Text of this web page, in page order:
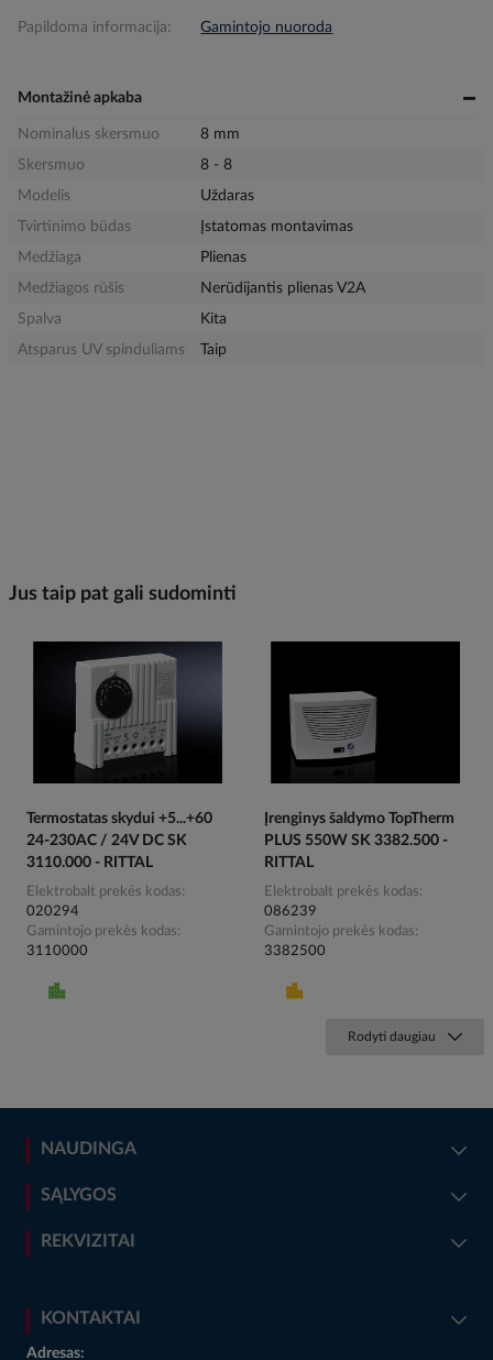
Papildoma informacija: Gamintojo nuoroda
Montažinė apkaba
Nominalus skersmuo
8 mm
Skersmuo
8 - 8
Modelis
Uždaras
Tvirtinimo būdas
Įstatomas montavimas
Medžiaga
Plienas
Medžiagos rūšis
Nerūdijantis plienas V2A
Spalva
Kita
Atsparus UV spinduliams
Taip
Jus taip pat gali sudominti
Termostatas skydui +5...+60
24-230AC / 24V DC SK
3110.000 - RITTAL
Elektrobalt prekės kodas
020294
Gamintojo prekės kodas
3110000
Įrenginys šaldymo TopTherm
PLUS 550W SK 3382.500 -
RITTAL
Elektrobalt prekės kodas
086239
Gamintojo prekės kodas
3382500
Rodyti daugiau
NAUDINGA
SĄLYGOS
REKVIZITAI
KONTAKTAI
Adresas: